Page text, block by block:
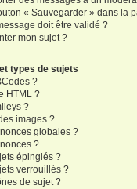
« Sauvegarder » dans la
doit être validé ?
mon sujet ?
types de sujets
?
HTML ?
?
images ?
globales ?
?
épinglés ?
verrouillés ?
de sujet ?